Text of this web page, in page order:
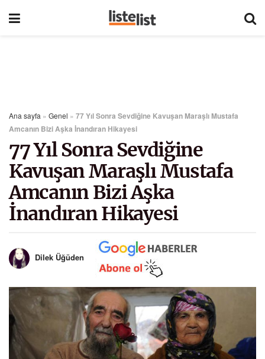
Ana sayfa » Genel » 77 Yıl Sonra Sevdiğine Kavuşan Maraşlı Mustafa
Amcanın Bizi Aşka İnandıran Hikayesi
77 Yıl Sonra Sevdiğine
Kavuşan Maraşlı Mustafa
Amcanın Bizi Aşka
İnandıran Hikayesi
Dilek Üğüden